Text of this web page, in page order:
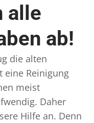
alle
ab!
die alten
eine Reinigung
meist
Daher
Hilfe an. Denn